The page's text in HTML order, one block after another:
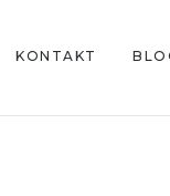
KONTAKT